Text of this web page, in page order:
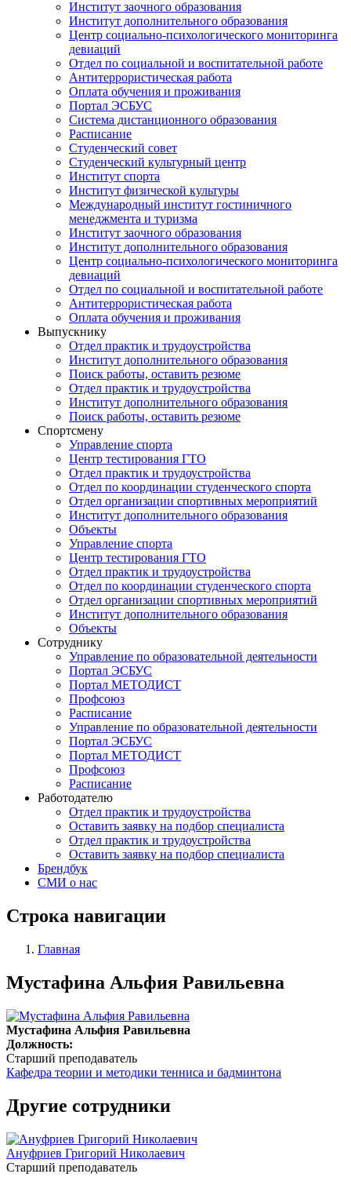
Институт заочного образования
Институт дополнительного образования
Центр социально-психологического мониторинга
девиаций
Отдел по социальной и воспитательной работе
Антитеррористическая работа
Оплата обучения и проживания
Портал ЭСБУС
Система дистанционного образования
Расписание
Студенческий совет
Студенческий культурный центр
Институт спорта
Институт физической культуры
Международный институт гостиничного
менеджмента и туризма
Институт заочного образования
Институт дополнительного образования
Центр социально-психологического мониторинга
девиаций
Отдел по социальной и воспитательной работе
Антитеррористическая работа
Оплата обучения и проживания
Выпускнику
Отдел практик и трудоустройства
Институт дополнительного образования
Поиск работы, оставить резюме
Отдел практик и трудоустройства
Институт дополнительного образования
Поиск работы, оставить резюме
Спортсмену
Управление спорта
Центр тестирования ГТО
Отдел практик и трудоустройства
Отдел по координации студенческого спорта
Отдел организации спортивных мероприятий
Институт дополнительного образования
Объекты
Управление спорта
Центр тестирования ГТО
Отдел практик и трудоустройства
Отдел по координации студенческого спорта
Отдел организации спортивных мероприятий
Институт дополнительного образования
Объекты
Сотруднику
Управление по образовательной деятельности
Портал ЭСБУС
Портал МЕТОДИСТ
Профсоюз
Расписание
Управление по образовательной деятельности
Портал ЭСБУС
Портал МЕТОДИСТ
Профсоюз
Расписание
Работодателю
Отдел практик и трудоустройства
Оставить заявку на подбор специалиста
Отдел практик и трудоустройства
Оставить заявку на подбор специалиста
Брендбук
СМИ о нас
Строка навигации
Главная
Мустафина Альфия Равильевна
Мустафина Альфия Равильевна
Должность:
Старший преподаватель
Кафедра теории и методики тенниса и бадминтона
Другие сотрудники
Ануфриев Григорий Николаевич
Старший преподаватель